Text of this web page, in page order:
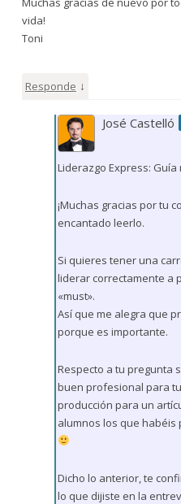
vida!
Toni
Responde ↓
José Castelló
Liderazgo Express:
¡Muchas gracias por tu
encantado leerlo.
Si quieres tener una
liderar correctamente a
«must».
Así que me alegra que
porque es importante.
Respecto a tu pregunta
buen profesional para
producción para un
alumnos los que
Dicho lo anterior, te
lo que dijiste en la